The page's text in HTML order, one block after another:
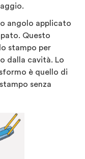
angolo applicato
Questo
stampo per
dalla cavità. Lo
è quello di
senza